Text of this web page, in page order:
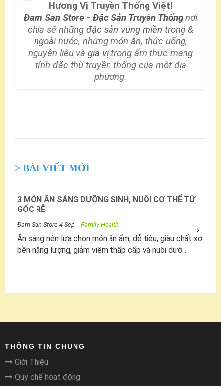
Hương Vị Truyền Thống Việt!
Đam San Store - Đặc Sản Truyền Thống nơi
chia sẽ những đặc sản vùng miền trong &
ngoài nước, những món ăn, thức uống,
nguyên liệu và gia vịtrong ẩm thực mang
tính đặc thù truyền thống của một địa
phương.
> BÀI VIẾT MỚI
3 MÓN ĂN SÁNG DƯỠNG SINH, NUÔI CƠ THỂ TỪ
GỐC RỄ
Đam San Store 4 Sep Family Health
Ăn sáng nên lựa chọn món ăn ấm, dễ tiêu, giàu chất xơ
bền năng lượng, giảm viêm thấp cấp và nuôi dưỡ...
THÔNG TIN CHUNG
Giới Thiệu
Quy chế hoạt động